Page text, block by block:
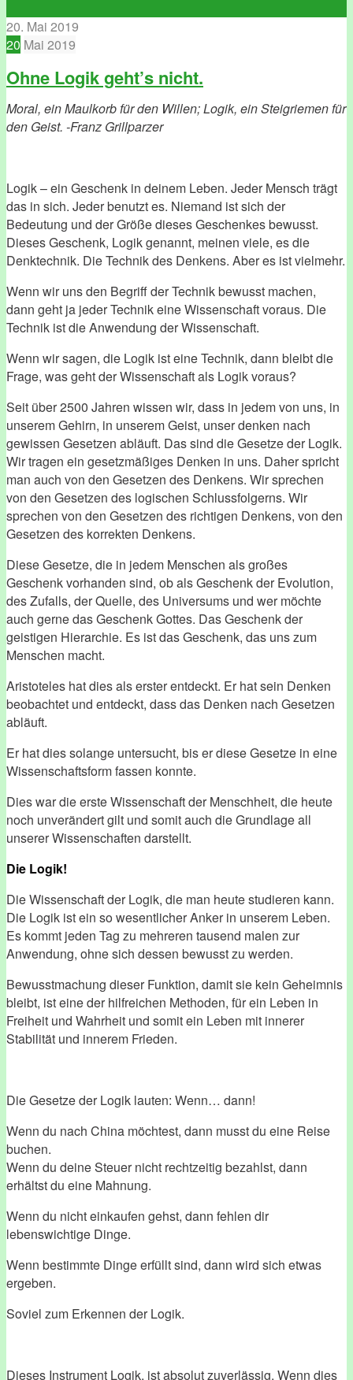
20. Mai 2019
20 Mai 2019
Ohne Logik geht’s nicht.
Moral, ein Maulkorb für den Willen; Logik, ein Steigriemen für
den Geist. -Franz Grillparzer
Logik – ein Geschenk in deinem Leben. Jeder Mensch trägt
das in sich. Jeder benutzt es. Niemand ist sich der
Bedeutung und der Größe dieses Geschenkes bewusst.
Dieses Geschenk, Logik genannt, meinen viele, es die
Denktechnik. Die Technik des Denkens. Aber es ist vielmehr.
Wenn wir uns den Begriff der Technik bewusst machen,
dann geht ja jeder Technik eine Wissenschaft voraus. Die
Technik ist die Anwendung der Wissenschaft.
Wenn wir sagen, die Logik ist eine Technik, dann bleibt die
Frage, was geht der Wissenschaft als Logik voraus?
Seit über 2500 Jahren wissen wir, dass in jedem von uns, in
unserem Gehirn, in unserem Geist, unser denken nach
gewissen Gesetzen abläuft. Das sind die Gesetze der Logik.
Wir tragen ein gesetzmäßiges Denken in uns. Daher spricht
man auch von den Gesetzen des Denkens. Wir sprechen
von den Gesetzen des logischen Schlussfolgerns. Wir
sprechen von den Gesetzen des richtigen Denkens, von den
Gesetzen des korrekten Denkens.
Diese Gesetze, die in jedem Menschen als großes
Geschenk vorhanden sind, ob als Geschenk der Evolution,
des Zufalls, der Quelle, des Universums und wer möchte
auch gerne das Geschenk Gottes. Das Geschenk der
geistigen Hierarchie. Es ist das Geschenk, das uns zum
Menschen macht.
Aristoteles hat dies als erster entdeckt. Er hat sein Denken
beobachtet und entdeckt, dass das Denken nach Gesetzen
abläuft.
Er hat dies solange untersucht, bis er diese Gesetze in eine
Wissenschaftsform fassen konnte.
Dies war die erste Wissenschaft der Menschheit, die heute
noch unverändert gilt und somit auch die Grundlage all
unserer Wissenschaften darstellt.
Die Logik!
Die Wissenschaft der Logik, die man heute studieren kann.
Die Logik ist ein so wesentlicher Anker in unserem Leben.
Es kommt jeden Tag zu mehreren tausend malen zur
Anwendung, ohne sich dessen bewusst zu werden.
Bewusstmachung dieser Funktion, damit sie kein Geheimnis
bleibt, ist eine der hilfreichen Methoden, für ein Leben in
Freiheit und Wahrheit und somit ein Leben mit innerer
Stabilität und innerem Frieden.
Die Gesetze der Logik lauten: Wenn… dann!
Wenn du nach China möchtest, dann musst du eine Reise
buchen.
Wenn du deine Steuer nicht rechtzeitig bezahlst, dann
erhältst du eine Mahnung.
Wenn du nicht einkaufen gehst, dann fehlen dir
lebenswichtige Dinge.
Wenn bestimmte Dinge erfüllt sind, dann wird sich etwas
ergeben.
Soviel zum Erkennen der Logik.
Dieses Instrument Logik, ist absolut zuverlässig. Wenn dies